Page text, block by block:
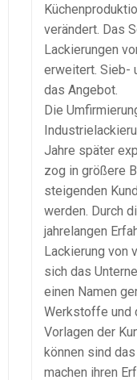
verändert. Das
Lackierungen
erweitert. Sieb-
das Angebot.
Die
Jahre später
zog in größere
steigenden
werden. Durch
jahrelangen
Lackierung von
sich das
einen Namen
Werkstoffe und
Vorlagen der
können sind
machen ihren